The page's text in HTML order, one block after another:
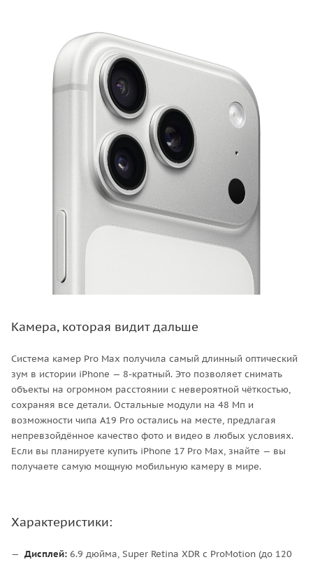
Камера, которая видит дальше
Система камер Pro Max получила самый длинный оптический
зум в истории iPhone — 8-кратный. Это позволяет снимать
объекты на огромном расстоянии с невероятной чёткостью,
сохраняя все детали. Остальные модули на 48 Мп и
возможности чипа A19 Pro остались на месте, предлагая
непревзойдённое качество фото и видео в любых условиях.
Если вы планируете купить iPhone 17 Pro Max, знайте — вы
получаете самую мощную мобильную камеру в мире.
Характеристики:
Дисплей: 6.9 дюйма, Super Retina XDR с ProMotion (до 120